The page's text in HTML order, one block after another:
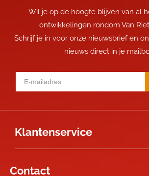
Wil je op de hoogte blijven van al
ontwikkelingen rondom Van
Schrijf je in voor onze nieuwsbrief en
nieuws direct in je
Klantenservice
Contact